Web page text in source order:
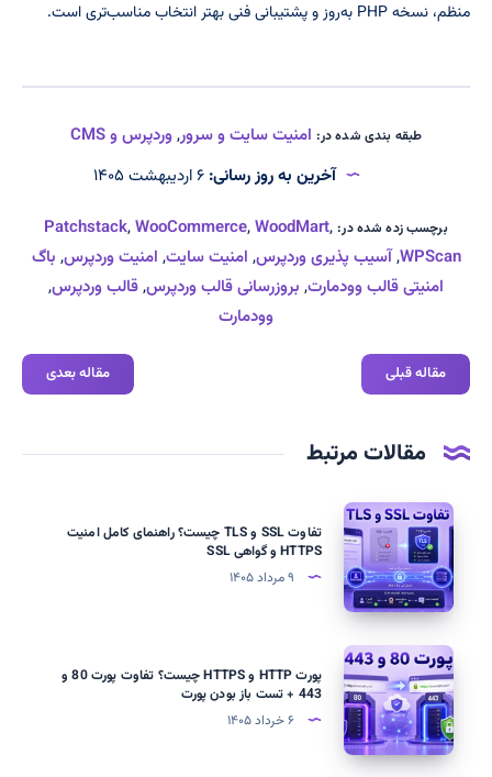
منظم، نسخه PHP به‌روز و پشتیبانی فنی بهتر انتخاب مناسب‌تری است.
طبقه بندی شده در: امنیت سایت و سرور,وردپرس و CMS
آخرین به روز رسانی:
برچسب زده شده در: Patchstack,WooCommerce,WoodMart,
WPScan
,آسیب پذیری وردپرس, امنیت سایت, امنیت وردپرس, باگ
امنیتی قالب وودمارت, بروزرسانی قالب وردپرس,قالب وردپرس,
وودمارت
مقاله قبلی مقاله بعدی
مقالات مرتبط
تفاوت
SSL
و
TLS
چیست؟
راهنمای
کامل
امنیت
HTTPS
و
تفاوت SSL و TLS چیست؟ راهنمای کامل امنیت
HTTPS و گواهی SSL
۹ مرداد ۱۴۰۵
پورت
HTTP
و
HTTPS
چیست؟
پورت HTTP و HTTPS چیست؟ تفاوت پورت 80 و
443 + تست باز بودن پورت
۶ خرداد ۱۴۰۵